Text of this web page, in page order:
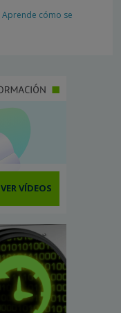
Aprende cómo se
VER VÍDEOS